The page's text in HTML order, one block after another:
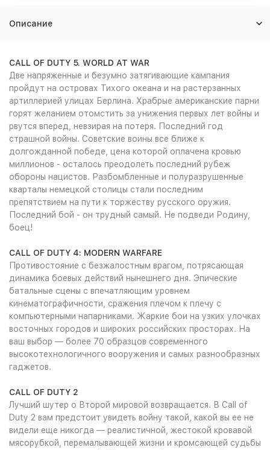
Описание
CALL OF DUTY 5. WORLD AT WAR
Две напряженные и безумно затягивающие кампания
пройдут на островах Тихого океана и на растерзанных
артиллерией улицах Берлина. Храбрые американские парни
горят желанием отомстить за унижения первых лет войны и
рвутся вперед, невзирая на потеря. Последний год
страшной войны. Советские воины все ближе к
долгожданной победе, цена которой оплачена кровью
миллионов - осталось преодолеть последний рубеж
обороны нацистов. Разбомбленные и полуразрушенные
кварталы немецкой столицы стали последним
препятствием на пути к торжеству русского оружия.
Последний бой - он трудный самый. Не подведи Родину,
боец!
CALL OF DUTY 4: MODERN WARFARE
Противостояние с безжалостным врагом, потрясающая
динамика боевых действий нынешнего дня. Эпические
батальные сцены с впечатляющим уровнем
кинематографичности, сражения плечом к плечу с
компьютерными напарниками. Жаркие бои на узких улочках
восточных городов и широких российских просторах. На
ваш выбор — более 70 образцов современного
высокотехнологичного вооружения и самых разнообразных
гаджетов.
CALL OF DUTY 2
Лучший шутер о Второй мировой возвращается. В Call of
Duty 2 вам предстоит увидеть войну такой, какой вы ее не
видели еще никогда — реалистичной, жестокой кровавой
мясорубкой, перемалывающей жизни и кромсающей судьбы